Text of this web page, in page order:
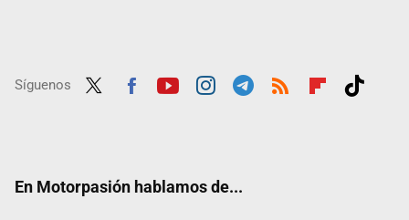
Síguenos
En Motorpasión hablamos de...